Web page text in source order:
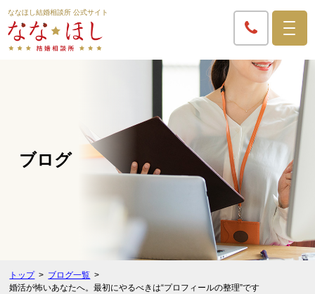
ななほし結婚相談所 公式サイト
ブログ
トップ
ブログ一覧
婚活が怖いあなたへ。最初にやるべきは“プロフィールの整理”です